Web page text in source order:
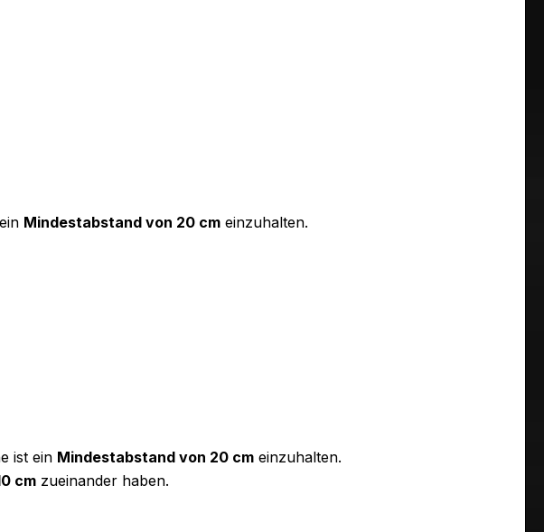
Mindestabstand von 20 cm einzuhalten.
ist ein Mindestabstand von 20 cm einzuhalten.
cm zueinander haben.